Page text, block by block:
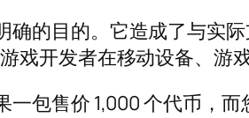
的目的。它造成了与实
戏开发者在移动设备、游
包售价 1,000 个代币，